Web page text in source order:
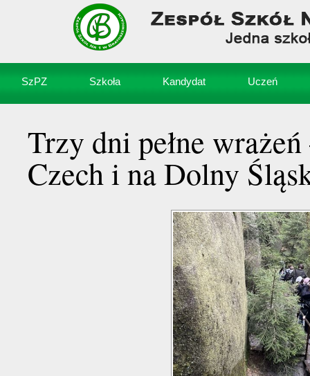
SzPZ Szkoła Kandydat Uczeń
Trzy dni pełne
Czech i na Dolny